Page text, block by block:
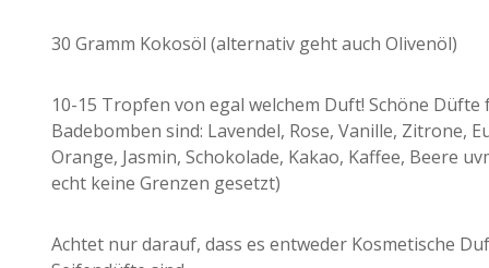
30 Gramm Kokosöl (alternativ geht auch Olivenöl)
10-15 Tropfen von egal welchem Duft! Schöne Düfte
Badebomben sind: Lavendel, Rose, Vanille, Zitrone,
Orange, Jasmin, Schokolade, Kakao, Kaffee, Beere
echt keine Grenzen gesetzt)
Achtet nur darauf, dass es entweder Kosmetische